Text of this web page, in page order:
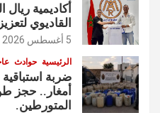
أكاديمية
القاديوي
5 أغسطس 2026
الرئيسية حوادث
ضربة
أمغار.. حجز
المتورطين.